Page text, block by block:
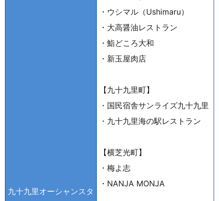
九十九里オーシャンスタ
・ウシマル（Ushimaru）
・大高醤油レストラン
・鮨どころ大和
・新玉屋肉店
【九十九里町】
・国民宿舎サンライズ九十九里
・九十九里海の駅レストラン
【横芝光町】
・梅よ志
・NANJA MONJA